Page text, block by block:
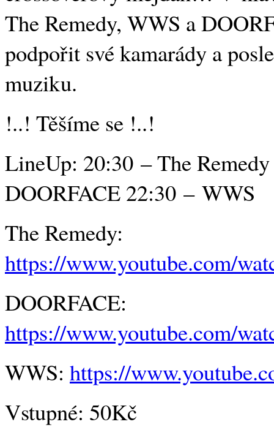
The Remedy, WWS a
podpořit své kamarády a
muziku.
!..! Těšíme se !..!
LineUp: 20:30 – The
DOORFACE 22:30 – WWS
The Remedy:
https://www.youtube.com/
DOORFACE:
https://www.youtube.com/
WWS: https://
Vstupné: 50Kč